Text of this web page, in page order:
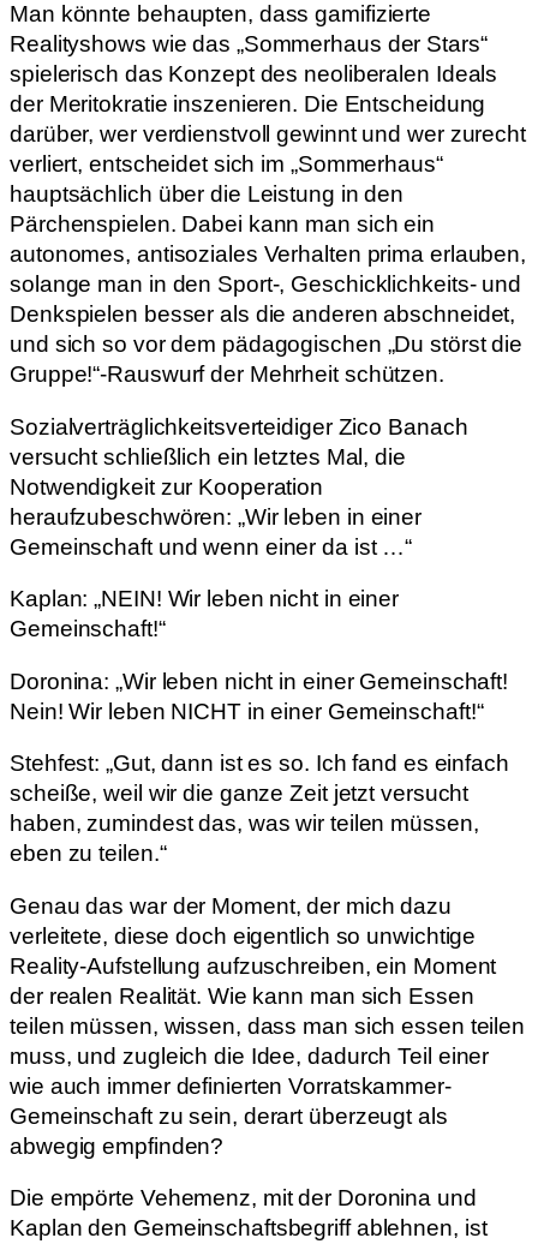
Man könnte behaupten, dass gamifizierte
Realityshows wie das „Sommerhaus der Stars“
spielerisch das Konzept des neoliberalen Ideals
der Meritokratie inszenieren. Die Entscheidung
darüber, wer verdienstvoll gewinnt und wer zurecht
verliert, entscheidet sich im „Sommerhaus“
hauptsächlich über die Leistung in den
Pärchenspielen. Dabei kann man sich ein
autonomes, antisoziales Verhalten prima erlauben,
solange man in den Sport-, Geschicklichkeits- und
Denkspielen besser als die anderen abschneidet,
und sich so vor dem pädagogischen „Du störst die
Gruppe!“-Rauswurf der Mehrheit schützen.
Sozialverträglichkeitsverteidiger Zico Banach
versucht schließlich ein letztes Mal, die
Notwendigkeit zur Kooperation
heraufzubeschwören: „Wir leben in einer
Gemeinschaft und wenn einer da ist …“
Kaplan: „NEIN! Wir leben nicht in einer
Gemeinschaft!“
Doronina: „Wir leben nicht in einer Gemeinschaft!
Nein! Wir leben NICHT in einer Gemeinschaft!“
Stehfest: „Gut, dann ist es so. Ich fand es einfach
scheiße, weil wir die ganze Zeit jetzt versucht
haben, zumindest das, was wir teilen müssen,
eben zu teilen.“
Genau das war der Moment, der mich dazu
verleitete, diese doch eigentlich so unwichtige
Reality-Aufstellung aufzuschreiben, ein Moment
der realen Realität. Wie kann man sich Essen
teilen müssen, wissen, dass man sich essen teilen
muss, und zugleich die Idee, dadurch Teil einer
wie auch immer definierten Vorratskammer-
Gemeinschaft zu sein, derart überzeugt als
abwegig empfinden?
Die empörte Vehemenz, mit der Doronina und
Kaplan den Gemeinschaftsbegriff ablehnen, ist